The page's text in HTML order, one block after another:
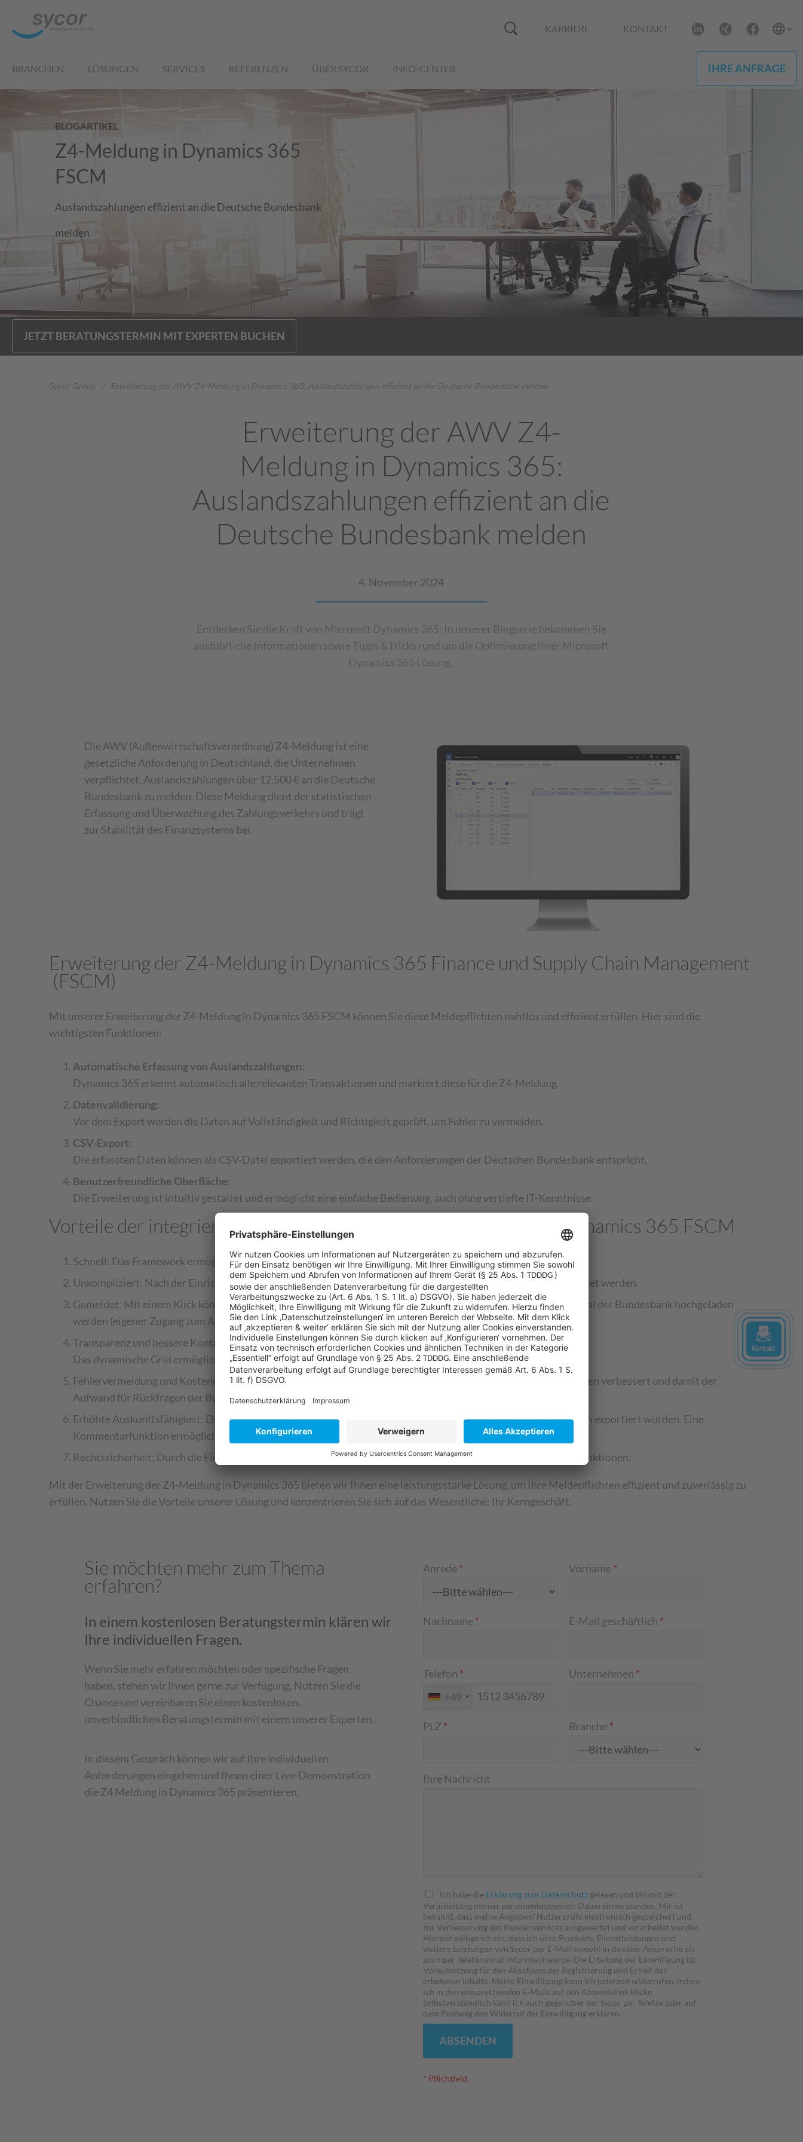
KARRIERE KONTAKT
BRANCHEN LÖSUNGEN SERVICES REFERENZEN ÜBER SYCOR INFO-CENTER IHRE ANFRAGE
BLOGARTIKEL
Z4-Meldung in Dynamics 365
FSCM
Auslandszahlungen effizient an die Deutsche Bundesbank
melden
JETZT BERATUNGSTERMIN MIT EXPERTEN BUCHEN
Sycor Group Erweiterung der AWV Z4-Meldung in Dynamics 365: Auslandszahlungen effizient an die Deutsche Bundesbank melden
Erweiterung der AWV Z4-
Meldung in Dynamics 365:
Auslandszahlungen effizient an die
Deutsche Bundesbank melden
4. November 2024
Entdecken Sie die Kraft von Microsoft Dynamics 365: In unserer Blogserie bekommen Sie
ausführliche Informationen sowie Tipps &Tricks rund um die Optimierung Ihrer Microsoft
Dynamics 365 Lösung.
Die AWV (Außenwirtschaftsverordnung) Z4-Meldung ist eine
gesetzliche Anforderung in Deutschland, die Unternehmen
verpflichtet, Auslandszahlungen über 12.500 € an die Deutsche
Bundesbank zu melden. Diese Meldung dient der statistischen
Erfassung und Überwachung des Zahlungsverkehrs und trägt
zur Stabilität des Finanzsystems bei.
Erweiterung der Z4-Meldung in Dynamics 365 Finance und Supply Chain Management
(FSCM)
Mit unserer Erweiterung der Z4-Meldung in Dynamics 365 FSCM können Sie diese Meldepflichten nahtlos und effizient erfüllen. Hier sind die
wichtigsten Funktionen:
Automatische Erfassung von Auslandszahlungen:
Dynamics 365 erkennt automatisch alle relevanten Transaktionen und markiert diese für die Z4-Meldung.
Datenvalidierung:
Vor dem Export werden die Daten auf Vollständigkeit und Richtigkeit geprüft, um Fehler zu vermeiden.
CSV-Export:
Die erfassten Daten können als CSV-Datei exportiert werden, die den Anforderungen der Deutschen Bundesbank entspricht.
Benutzerfreundliche Oberfläche:
Die Erweiterung ist intuitiv gestaltet und ermöglicht eine einfache Bedienung, auch ohne vertiefte IT-Kenntnisse.
Vorteile der integrierten Erweiterung Z4-Meldung in Microsoft Dynamics 365 FSCM
Schnell: Das Framework ermöglicht eine schnelle Integration in kundenspezifische Prozesse.
Unkompliziert: Nach der Einrichtung können die Daten einfach abgerufen, ergänzt und für die Meldung aufbereitet werden.
Gemeldet: Mit einem Klick können die Daten aus Microsoft Dynamics 365 exportiert und per Upload in das Portal der Bundesbank hochgeladen
werden (eigener Zugang zum AMS vorausgesetzt).
Transparenz und bessere Kontrolle über die zu meldenden Daten:
Das dynamische Grid ermöglicht Korrekturen oder Anpassung, bevor die Daten exportiert werden.
Fehlervermeidung und Kosteneinsparung: Durch die erhöhte Transparenz wird die Qualität der gemeldeten Daten verbessert und damit der
Aufwand für Rückfragen der Bundesbank reduziert.
Erhöhte Auskunftsfähigkeit: Durch das integrierte Meldearchiv ist jederzeit nachvollziehbar, wann welche Daten exportiert wurden. Eine
Kommentarfunktion ermöglicht zusätzliche Ergänzungen.
Rechtssicherheit: Durch die Einhaltung der gesetzlichen Vorgaben minimieren Sie das Risiko von Strafen und Sanktionen.
Mit der Erweiterung der Z4-Meldung in Dynamics 365 bieten wir Ihnen eine leistungsstarke Lösung, um Ihre Meldepflichten effizient und zuverlässig zu
erfüllen. Nutzen Sie die Vorteile unserer Lösung und konzentrieren Sie sich auf das Wesentliche: Ihr Kerngeschäft.
Sie möchten mehr zum Thema
erfahren?
In einem kostenlosen Beratungstermin klären wir
Ihre individuellen Fragen.
Wenn Sie mehr erfahren möchten oder spezifische Fragen
haben, stehen wir Ihnen gerne zur Verfügung. Nutzen Sie die
Chance und vereinbaren Sie einen kostenlosen,
unverbindlichen Beratungstermin mit einem unserer Experten.
In diesem Gespräch können wir auf Ihre individuellen
Anforderungen eingehen und Ihnen einer Live-Demonstration
die Z4 Meldung in Dynamics 365 präsentieren.
Anrede* Vorname*
Nachname* E-Mail geschäftlich *
Telefon *
+49
Unternehmen *
PLZ * Branche*
Ihre Nachricht
Ich habe die Erklärung zum Datenschutzgelesen und bin mit der
Verarbeitung meiner personenbezogenen Daten einverstanden. Mir ist
bekannt, dass meine Angaben/ Nutzerprofil elektronisch gespeichert und
zur Verbesserung des Kundenservices ausgewertet und verarbeitet werden.
Hiermit willige ich ein, dass ich über Produkte, Dienstleistungen und
weitere Leistungen von Sycor per E-Mail sowohl in direkter Ansprache als
auch per Telefonanruf informiert werde. Die Erteilung der Einwilligung ist
Voraussetzung für den Abschluss der Registrierung und Erhalt der
erbetenen Inhalte. Meine Einwilligung kann ich jederzeit widerrufen, indem
ich in den entsprechenden E-Mails auf den Abmeldelink klicke.
Selbstverständlich kann ich auch gegenüber der Sycor per Telefax oder auf
dem Postweg den Widerruf der Einwilligung erklären.
ABSENDEN
* Pflichtfeld